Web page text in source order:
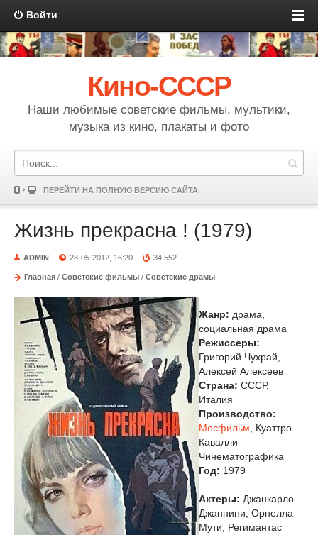
Войти
Кино-СССР
Наши любимые советские фильмы, мультики,
музыка из кино, плакаты и фото
ПЕРЕЙТИ НА ПОЛНУЮ ВЕРСИЮ САЙТА
Жизнь прекрасна ! (1979)
ADMIN 28-05-2012, 16:20 34 552
Главная / Советские фильмы / Советские драмы
Жанр: драма,
социальная драма
Режиссеры:
Григорий Чухрай,
Алексей Алексеев
Страна: СССР,
Италия
Производство:
Мосфильм , Куаттро
Кавалли
Чинематографика
Год: 1979
Актеры: Джанкарло
Джаннини, Орнелла
Мути, Регимантас